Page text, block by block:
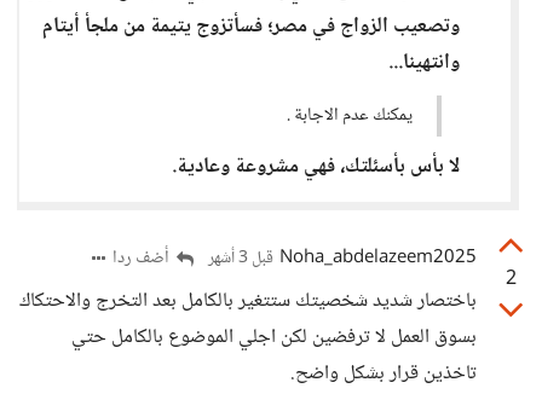
وتصعيب الزواج في مصر؛ فسأتزوج يتيمة من ملجأ أيتام
وانتهينا...
يمكنك عدم الاجابة .
لا بأس بأسئلتك، فهي مشروعة وعادية.
2
Noha_abdelazeem2025 قبل 3 أشهر أضف ردا
باختصار شديد شخصيتك ستتغير بالكامل بعد التخرج والاحتكاك
بسوق العمل لا ترفضين لكن اجلي الموضوع بالكامل حتي
تاخذين قرار بشكل واضح.